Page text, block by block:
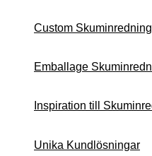
Custom
Emballage
Inspiration till
Unika Kundlösningar